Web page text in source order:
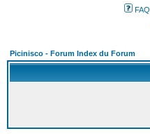
FAQ
Picinisco - Forum Index du Forum